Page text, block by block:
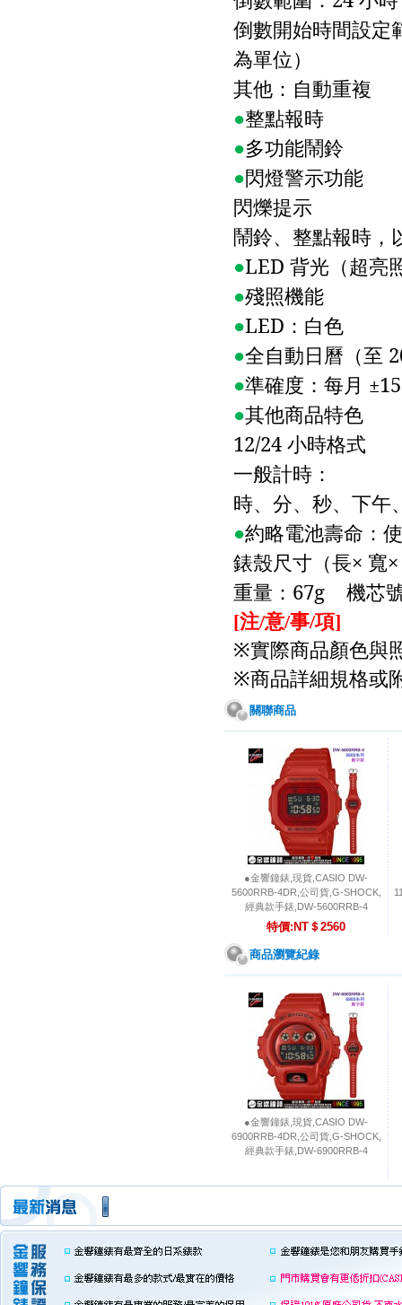
倒數開始時間設定
為單位）
其他：自動重複
●整點報時
●多功能鬧鈴
●閃燈警示功能
閃爍提示
鬧鈴、整點報時，
●LED 背光（超亮
●殘照機能
●LED ：白色
●全自動日曆（至
●準確度：每月 ±
●其他商品特色
12/24 小時格式
一般計時：
時、分、秒、下午
●約略電池壽命：
錶殼尺寸（長× 寬×
重量： 67g 機芯
[注/意/事/項]
※實際商品顏色與
※商品詳細規格或
關聯商品
●金響鐘錶,現貨,CASIO DW-
5600RRB-4DR,公司貨,G-SHOCK,
經典款手錶,DW-5600RRB-4
特價:NT＄2560
商品瀏覽紀錄
●金響鐘錶,現貨,CASIO DW-
6900RRB-4DR,公司貨,G-SHOCK,
經典款手錶,DW-6900RRB-4